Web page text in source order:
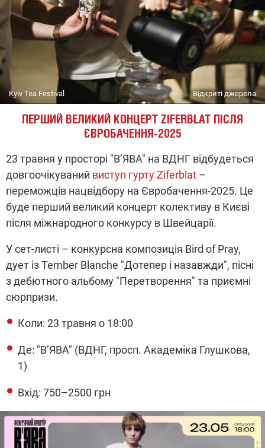
Kyiv Tea Festival Відкриті джерела
ПЕРШИЙ ВЕЛИКИЙ КОНЦЕРТ ZIFERBLAT ПІСЛЯ
ЄВРОБАЧЕННЯ-2025
23 травня у просторі "В’ЯВА" на ВДНГ відбудеться
довгоочікуваний виступ гурту Ziferblat –
переможців нацвідбору на Євробачення-2025. Це
буде перший великий концерт колективу в Києві
після міжнародного конкурсу в Швейцарії.
У сет-листі – конкурсна композиція Bird of Pray,
дует із Tember Blanche "Дотепер і назавжди", пісні
з дебютного альбому "Перетворення" та приємні
сюрпризи.
Коли: 23 травня о 18:00
Де: "В’ЯВА" (ВДНГ, просп. Академіка Глушкова,
1)
Вхід: 750–2500 грн